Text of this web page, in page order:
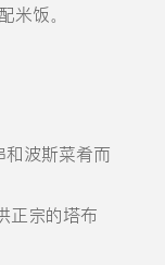
米饭。
和波斯菜肴而
正宗的塔布